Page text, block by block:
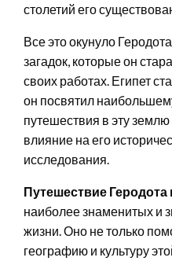
столетий его
Все это окунуло
загадок, которые он
своих работах. Египет
он посвятил
путешествия в эту
влияние на его
исследования.
Путешествие Геродота
наиболее знаменитых и
жизни. Оно не только
географию и культуру